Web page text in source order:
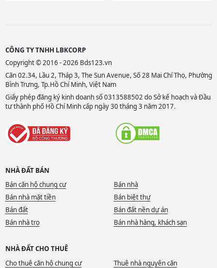
CÔNG TY TNHH LBKCORP
Copyright © 2016 - 2026 Bds123.vn
Căn 02.34, Lầu 2, Tháp 3, The Sun Avenue, Số 28 Mai Chí Thọ, Phường
Bình Trưng, Tp.Hồ Chí Minh, Việt Nam
Giấy phép đăng ký kinh doanh số 0313588502 do Sở kế hoạch và Đầu
tư thành phố Hồ Chí Minh cấp ngày 30 tháng 3 năm 2017.
NHÀ ĐẤT BÁN
Bán căn hộ chung cư
Bán nhà
Bán nhà mặt tiền
Bán biệt thự
Bán đất
Bán đất nền dự án
Bán nhà trọ
Bán nhà hàng, khách sạn
NHÀ ĐẤT CHO THUÊ
Cho thuê căn hộ chung cư
Thuê nhà nguyên căn